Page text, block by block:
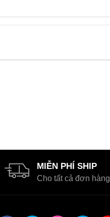
MIỄN PHÍ SHIP
Cho tất cả đơn hàng